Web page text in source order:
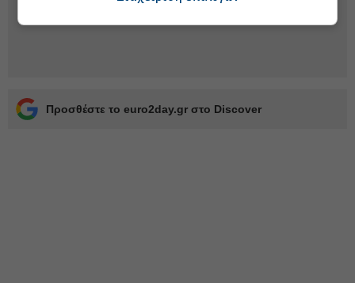
Προσθέστε το euro2day.gr στο Discover